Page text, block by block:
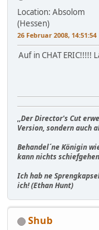
Location: Absolom
(Hessen)
26 Februar 2008, 14:51:54
Auf in CHAT
,,Der Director's Cut
Version, sondern auch
Behandel´ne Königin
kann nichts
Ich hab ne
ich! (Ethan Hunt)
Shub